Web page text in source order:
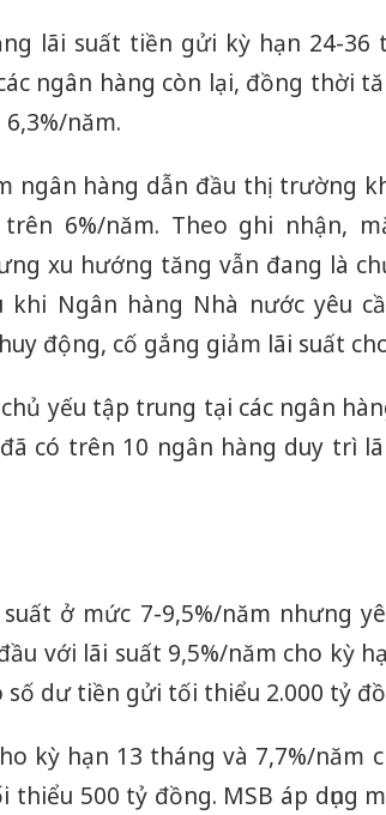
lãi suất tiền gửi kỳ hạn 24-36
ngân hàng còn lại, đồng thời
năm.
ngân hàng dẫn đầu thị trường
6%/năm. Theo ghi nhận,
xu hướng tăng vẫn đang là
Ngân hàng Nhà nước yêu
động, cố gắng giảm lãi suất
yếu tập trung tại các ngân
có trên 10 ngân hàng duy trì
ở mức 7-9,5%/năm nhưng
với lãi suất 9,5%/năm cho kỳ
số dư tiền gửi tối thiểu 2.000 tỷ
kỳ hạn 13 tháng và 7,7%/năm
500 tỷ đồng. MSB áp dụng